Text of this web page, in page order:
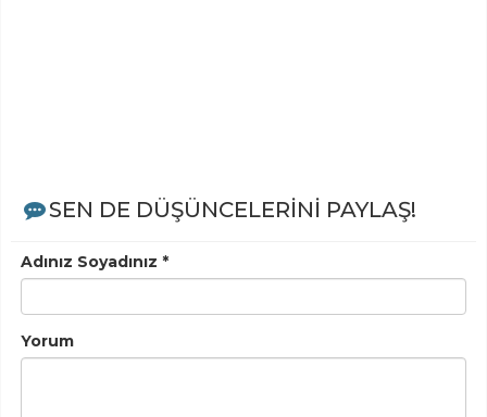
SEN DE DÜŞÜNCELERİNİ PAYLAŞ!
Adınız Soyadınız *
Yorum